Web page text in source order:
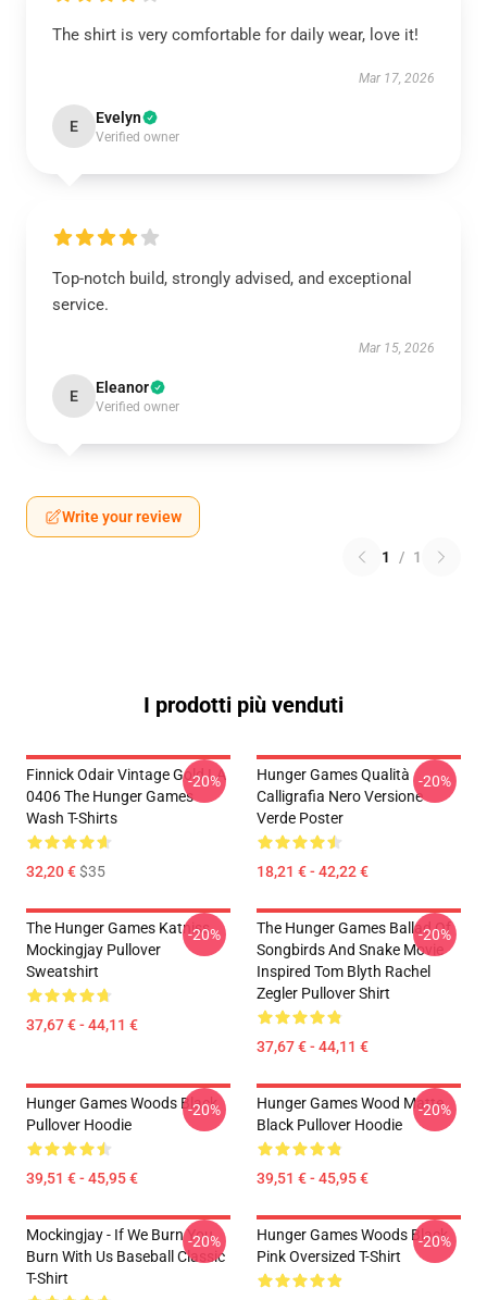
The shirt is very comfortable for daily wear, love it!
Mar 17, 2026
E Evelyn
Verified owner
Top-notch build, strongly advised, and exceptional
service.
Mar 15, 2026
E Eleanor
Verified owner
Write your review
1 / 1
I prodotti più venduti
Finnick Odair Vintage Gold LA
0406 The Hunger Games
Wash T-Shirts
32,20 €$35
-20%
Hunger Games Qualità
Calligrafia Nero Versione
Verde Poster
18,21 € - 42,22 €
-20%
The Hunger Games Katniss
Mockingjay Pullover
Sweatshirt
37,67 € - 44,11 €
-20%
The Hunger Games Ballad Of
Songbirds And Snake Movie
Inspired Tom Blyth Rachel
Zegler Pullover Shirt
37,67 € - 44,11 €
-20%
Hunger Games Woods Black
Pullover Hoodie
39,51 € - 45,95 €
-20%
Hunger Games Wood Matte
Black Pullover Hoodie
39,51 € - 45,95 €
-20%
Mockingjay - If We Burn You
Burn With Us Baseball Classic
T-Shirt
-20%
Hunger Games Woods Black
Pink Oversized T-Shirt
-20%